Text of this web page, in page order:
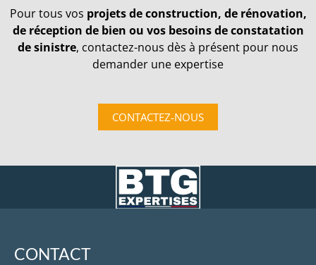
Pour tous vos projets de construction, de rénovation,
de réception de bien ou vos besoins de constatation
de sinistre, contactez-nous dès à présent pour nous
demander une expertise
CONTACTEZ-NOUS
CONTACT